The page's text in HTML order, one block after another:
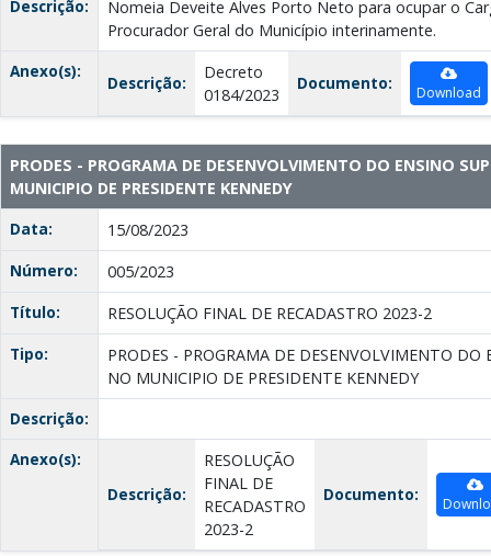
Descrição:
Nomeia Deveite Alves Porto Neto para ocupar o
Procurador Geral do Município interinamente.
Anexo(s):
Descrição:
Decreto
0184/2023
Documento: Download
PRODES - PROGRAMA DE DESENVOLVIMENTO DO ENSINO
MUNICIPIO DE PRESIDENTE KENNEDY
Data:
15/08/2023
Número:
005/2023
Título:
RESOLUÇÃO FINAL DE RECADASTRO 2023-2
Tipo:
PRODES - PROGRAMA DE DESENVOLVIMENTO DO
NO MUNICIPIO DE PRESIDENTE KENNEDY
Descrição:
Anexo(s):
Descrição:
RESOLUÇÃO
FINAL DE
RECADASTRO
2023-2
Documento: